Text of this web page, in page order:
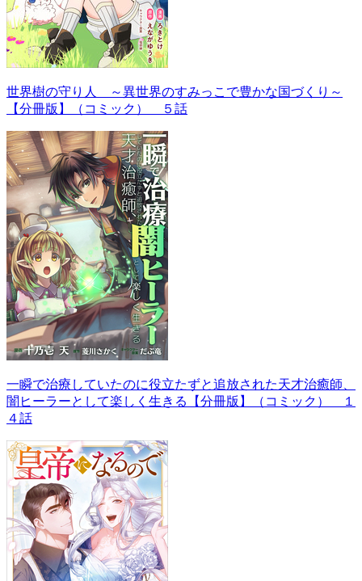
世界樹の守り人 ～異世界のすみっこで豊かな国づくり～
【分冊版】（コミック） ５話
一瞬で治療していたのに役立たずと追放された天才治癒師、
闇ヒーラーとして楽しく生きる【分冊版】（コミック） １
４話